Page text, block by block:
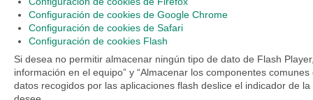
Configuración de cookies de Google Chrome
Configuración de cookies de Safari
Configuración de cookies Flash
Si desea no permitir almacenar ningún tipo de dato de Flash
información en el equipo” y “Almacenar los componentes
datos recogidos por las aplicaciones flash deslice el indicador de